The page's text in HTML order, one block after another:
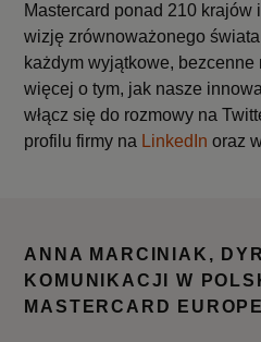
Mastercard ponad 210 krajów
wizję zrównoważonego
każdym wyjątkowe,
więcej o tym, jak nasze
włącz się do rozmowy na
profilu firmy na LinkedIn oraz
ANNA MARCINIAK,
KOMUNIKACJI W
MASTERCARD EUROPE